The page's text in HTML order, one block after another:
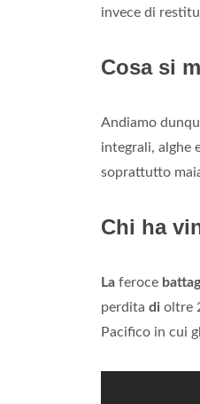
invece di
Cosa si
Andiamo
integrali, alghe
soprattutto
Chi ha
La feroce
perdita di oltre
Pacifico in cui